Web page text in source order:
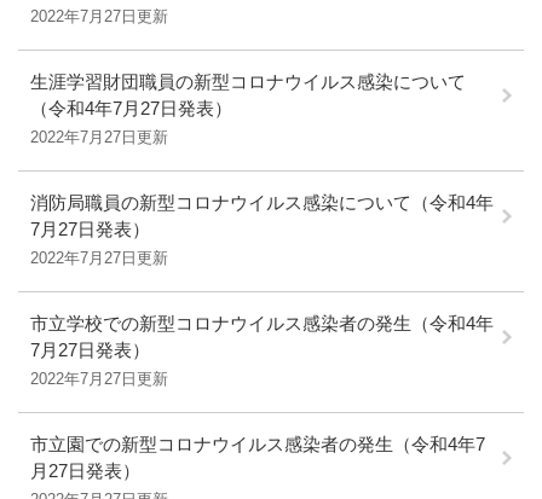
2022年7月27日更新
生涯学習財団職員の新型コロナウイルス感染について
（令和4年7月27日発表）
2022年7月27日更新
消防局職員の新型コロナウイルス感染について（令和4年
7月27日発表）
2022年7月27日更新
市立学校での新型コロナウイルス感染者の発生（令和4年
7月27日発表）
2022年7月27日更新
市立園での新型コロナウイルス感染者の発生（令和4年7
月27日発表）